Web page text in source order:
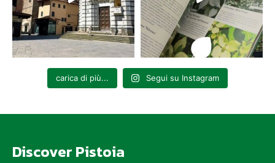
carica di più... Segui su Instagram
Discover Pistoia